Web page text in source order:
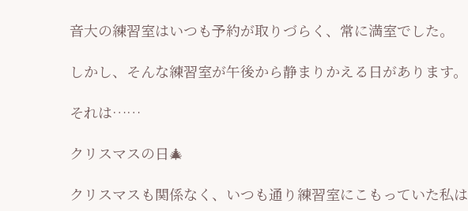
音大の練習室はいつも予約が取りづらく、常に満室でした。
しかし、そんな練習室が午後から静まりかえる日があります。
それは……
クリスマスの日🎄
クリスマスも関係なく、いつも通り練習室にこもっていた私は